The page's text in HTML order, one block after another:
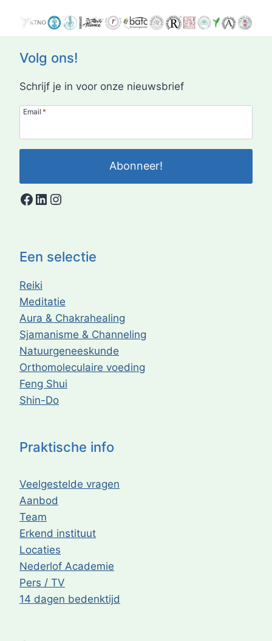
Praktische info
Veelgestelde vragen
Aanbod
Team
Erkend instituut
Locaties
Nederlof Academie
Pers / TV
14 dagen bedenktijd
Een selectie
Reiki
Meditatie
Aura & Chakrahealing
Sjamanisme & Channeling
Natuurgeneeskunde
Orthomoleculaire voeding
Feng Shui
Shin-Do
Volg ons!
Schrijf je in voor onze nieuwsbrief
Email *
Abonneer!
Facebook
LinkedIn
Instagram